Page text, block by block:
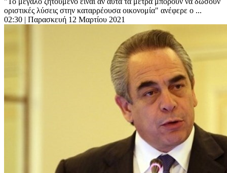
οριστικές λύσεις στην καταρρέουσα οικονομία" ανέφερε ο ...
02:30 | Παρασκευή 12 Μαρτίου 2021